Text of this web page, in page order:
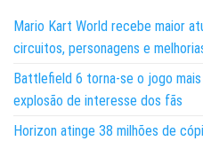
Mario Kart World recebe maior
circuitos, personagens e
Battlefield 6 torna-se o jogo
explosão de interesse dos fãs
Horizon atinge 38 milhões de